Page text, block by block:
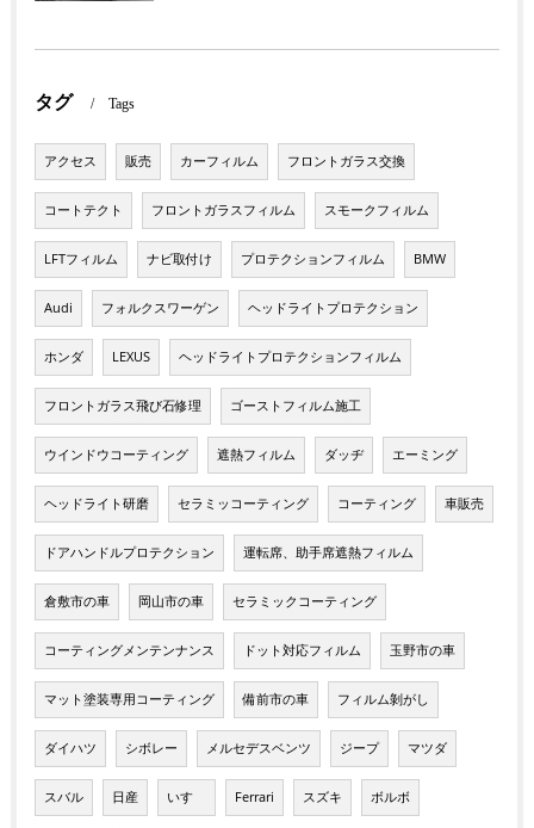
タグ Tags
アクセス 販売 カーフィルム フロントガラス交換
コートテクト フロントガラスフィルム スモークフィルム
LFTフィルム ナビ取付け プロテクションフィルム BMW
Audi フォルクスワーゲン ヘッドライトプロテクション
ホンダ LEXUS ヘッドライトプロテクションフィルム
フロントガラス飛び石修理 ゴーストフィルム施工
ウインドウコーティング 遮熱フィルム ダッヂ エーミング
ヘッドライト研磨 セラミッコーティング コーティング 車販売
ドアハンドルプロテクション 運転席、助手席遮熱フィルム
倉敷市の車 岡山市の車 セラミックコーティング
コーティングメンテンナンス ドット対応フィルム 玉野市の車
マット塗装専用コーティング 備前市の車 フィルム剝がし
ダイハツ シボレー メルセデスベンツ ジープ マツダ
スバル 日産 いすゞ Ferrari スズキ ボルボ